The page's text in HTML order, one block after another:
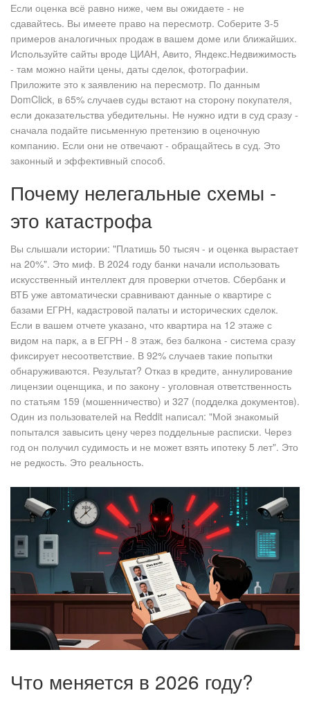
Если оценка всё равно ниже, чем вы ожидаете - не
сдавайтесь. Вы имеете право на пересмотр. Соберите 3-5
примеров аналогичных продаж в вашем доме или ближайших.
Используйте сайты вроде ЦИАН, Авито, Яндекс.Недвижимость
- там можно найти цены, даты сделок, фотографии.
Приложите это к заявлению на пересмотр. По данным
DomClick, в 65% случаев суды встают на сторону покупателя,
если доказательства убедительны. Не нужно идти в суд сразу -
сначала подайте письменную претензию в оценочную
компанию. Если они не отвечают - обращайтесь в суд. Это
законный и эффективный способ.
Почему нелегальные схемы -
это катастрофа
Вы слышали истории: "Платишь 50 тысяч - и оценка вырастает
на 20%". Это миф. В 2024 году банки начали использовать
искусственный интеллект для проверки отчетов. Сбербанк и
ВТБ уже автоматически сравнивают данные о квартире с
базами ЕГРН, кадастровой палаты и исторических сделок.
Если в вашем отчете указано, что квартира на 12 этаже с
видом на парк, а в ЕГРН - 8 этаж, без балкона - система сразу
фиксирует несоответствие. В 92% случаев такие попытки
обнаруживаются. Результат? Отказ в кредите, аннулирование
лицензии оценщика, и по закону - уголовная ответственность
по статьям 159 (мошенничество) и 327 (подделка документов).
Один из пользователей на Reddit написал: "Мой знакомый
попытался завысить цену через поддельные расписки. Через
год он получил судимость и не может взять ипотеку 5 лет". Это
не редкость. Это реальность.
Что меняется в 2026 году?